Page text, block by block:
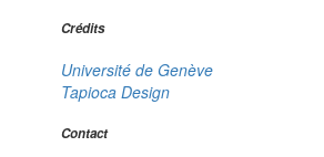
Crédits
Université de Genève
Tapioca Design
Contact